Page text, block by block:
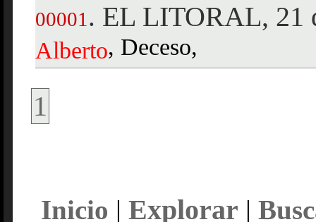
00001 . EL LITORAL, 21
Alberto, Deceso,
1
Inicio | Explorar |